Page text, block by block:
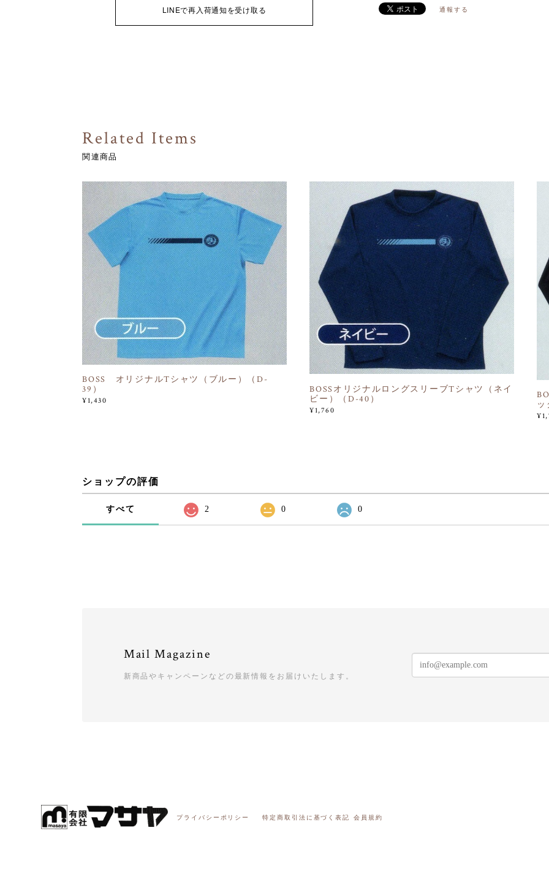
LINEで再入荷通知を受け取る 通報する
Related Items
関連商品
BOSS オリジナルTシャツ（ブルー）（D-
39）
¥1,430
BOSSオリジナルロングスリーブTシャツ（ネイ
ビー）（D-40）
¥1,760
ッ
ショップの評価
すべて 2 0 0
Mail Magazine
新商品やキャンペーンなどの最新情報をお届けいたします。
プライバシーポリシー 特定商取引法に基づく表記 会員規約